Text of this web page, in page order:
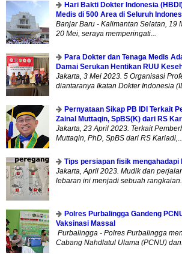
Hari Bakti Dokter Indonesia
Medis di 500 Area di Seluruh
Banjar Baru - Kalimantan Selatan, 19
20 Mei, seraya memperingati...
Para Dokter dan Tenaga Medis
Damai Serukan Hentikan RUU
Jakarta, 3 Mei 2023. 5 Organisasi
diantaranya Ikatan Dokter Indonesia
Pernyataan Sikap PB IDI Terkait
Zainal Muttaqin, SpBS(K) dari RS
Jakarta, 23 April 2023. Terkait
Muttaqin, PhD, SpBS dari RS Kariadi,...
Tips persiapan fisik
Jakarta, April 2023. Mudik dan
lebaran ini menjadi sebuah
Polres Purbalingga Gandeng
Vaksinasi Massal
Purbalingga - Polres Purbalingga
Cabang Nahdlatul Ulama (PCNU)